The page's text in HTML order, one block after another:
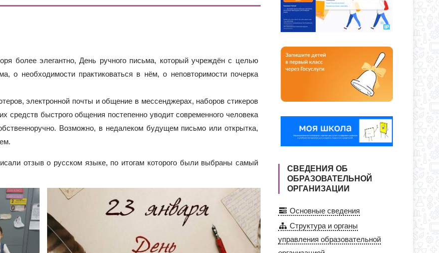
ОРГАНИЗАЦИЙ РОСТОВСКОЙ ОБЛАСТИ ДЛЯ ПРИЕМА ЗАЯВЛЕНИЙ В 1 КЛАСС
более элегантно, День ручного письма, который учреждён с целью
о необходимости практиковаться в нём, о неповторимости почерка
электронной почты и общение в мессенджерах, наборов стикеров
средств быстрого общения постепенно уводит современного человека
Возможно, в недалеком будущем письмо или открытка,
отзыв о русском языке, по итогам которого были выбраны самый
СВЕДЕНИЯ ОБ
ОБРАЗОВАТЕЛЬНОЙ
ОРГАНИЗАЦИИ
Основные сведения
Структура и органы
управления образовательной